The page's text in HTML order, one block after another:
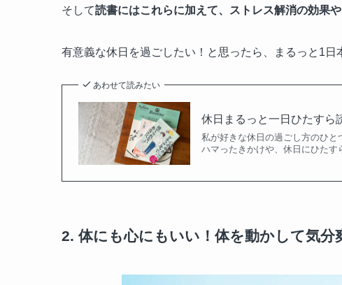
そして読書にはこれらに加えて、ストレス解消の効果
有意義な休日を過ごしたい！と思ったら、まるっと1日
あわせて読みたい
休日まるっと一日ひたすら
私が好きな休日の過ごし方のひ
ハマったきかけや、休日にひたす
2. 体にも心にもいい！体を動かして気分